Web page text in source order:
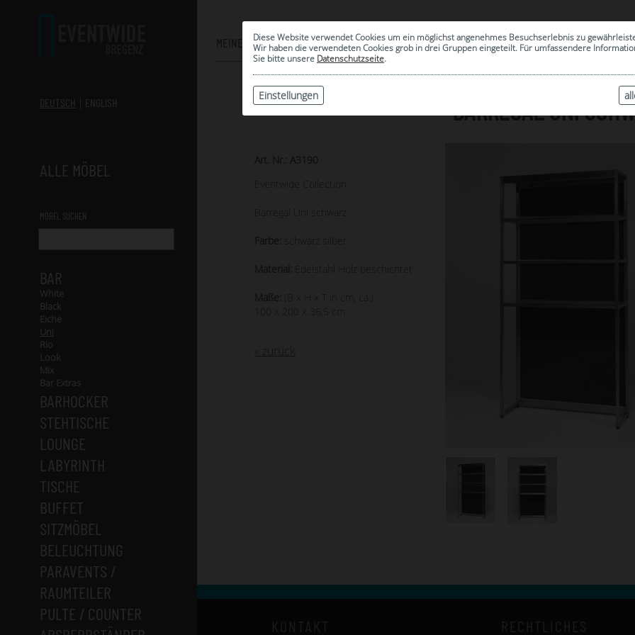
Diese Website verwendet Cookies um ein möglichst angenehmes Besuchserlebnis zu
Wir haben die verwendeten Cookies grob in drei Gruppen eingeteilt. Für umfassendere
Sie bitte unsere Datenschutzseite.
Einstellungen
DEUTSCH ENGLISH
ALLE MÖBEL
MÖBEL SUCHEN
BAR
White
Black
Eiche
Uni
Rio
Look
Mix
Bar Extras
BARHOCKER
STEHTISCHE
LOUNGE
LABYRINTH
TISCHE
BUFFET
SITZMÖBEL
BELEUCHTUNG
PARAVENTS /
RAUMTEILER
PULTE / COUNTER
MEINE AUSWAHL
0
| ARCHIV
BARREGAL UNI
Art. Nr.: A3190
Eventwide Collection
Barregal Uni schwarz
Farbe: schwarz silber
Material: Edelstahl Holz beschichtet
Maße:
(B x H x T in cm, ca.)
« zurück